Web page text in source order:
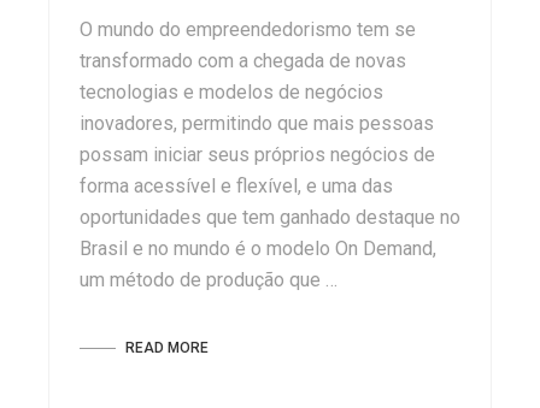
O mundo do empreendedorismo tem se
transformado com a chegada de novas
tecnologias e modelos de negócios
inovadores, permitindo que mais pessoas
possam iniciar seus próprios negócios de
forma acessível e flexível, e uma das
oportunidades que tem ganhado destaque no
Brasil e no mundo é o modelo On Demand,
um método de produção que …
READ MORE